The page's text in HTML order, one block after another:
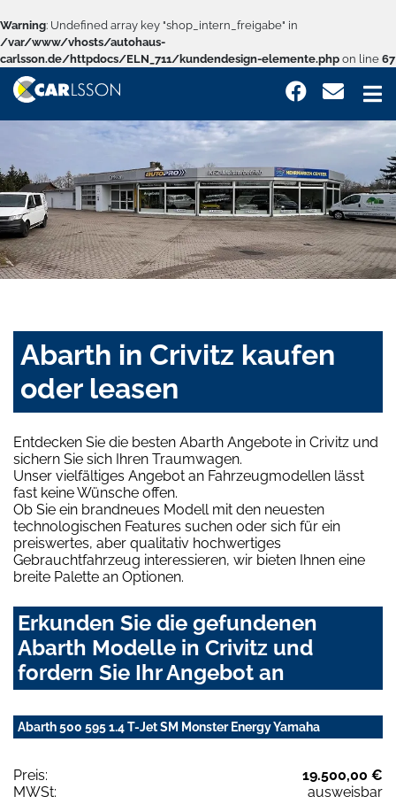
Warning: Undefined array key "shop_intern_freigabe" in
/var/www/vhosts/autohaus-
carlsson.de/httpdocs/ELN_711/kundendesign-elemente.php on line 67
Abarth in Crivitz kaufen
oder leasen
Entdecken Sie die besten Abarth Angebote in Crivitz und
sichern Sie sich Ihren Traumwagen.
Unser vielfältiges Angebot an Fahrzeugmodellen lässt
fast keine Wünsche offen.
Ob Sie ein brandneues Modell mit den neuesten
technologischen Features suchen oder sich für ein
preiswertes, aber qualitativ hochwertiges
Gebrauchtfahrzeug interessieren, wir bieten Ihnen eine
breite Palette an Optionen.
Erkunden Sie die gefundenen
Abarth Modelle in Crivitz und
fordern Sie Ihr Angebot an
Abarth 500 595 1.4 T-Jet SM Monster Energy Yamaha
Preis:
19.500,00 €
MWSt:
ausweisbar